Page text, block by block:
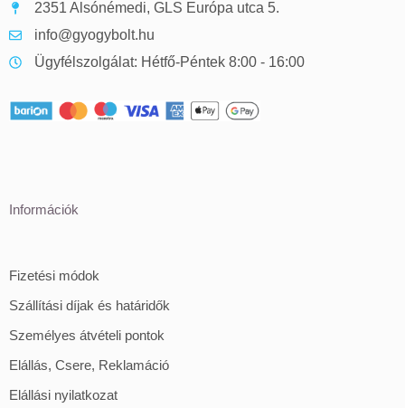
2351 Alsónémedi, GLS Európa utca 5.
info@gyogybolt.hu
Ügyfélszolgálat: Hétfő-Péntek 8:00 - 16:00
Információk
Fizetési módok
Szállítási díjak és határidők
Személyes átvételi pontok
Elállás, Csere, Reklamáció
Elállási nyilatkozat